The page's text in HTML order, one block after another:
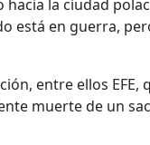
la ciudad
está en guerra,
entre ellos EFE,
muerte de un